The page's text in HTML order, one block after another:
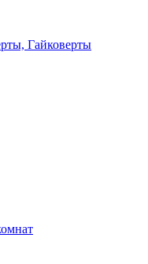
Гайковерты